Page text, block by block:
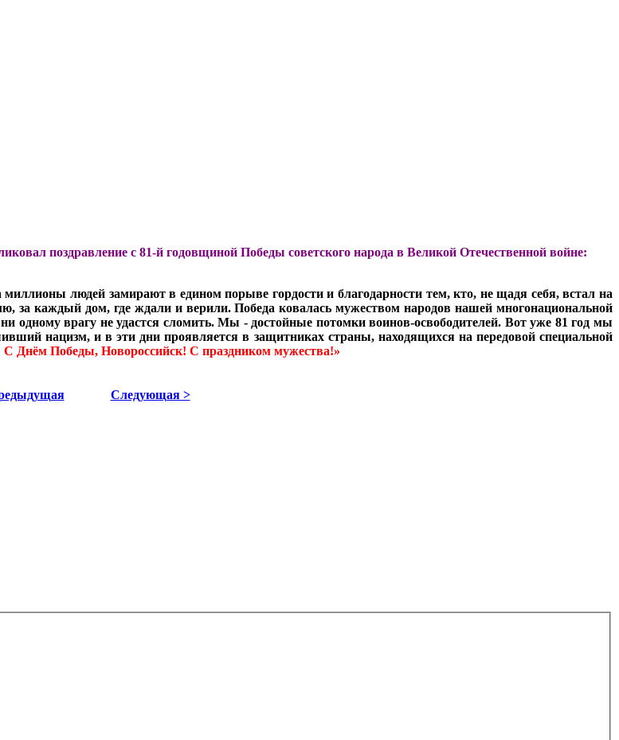
поздравление с 81-й годовщиной Победы советского народа в Великой Отечественной войне:
людей замирают в едином порыве гордости и благодарности тем, кто, не щадя себя, встал на
за каждый дом, где ждали и верили. Победа ковалась мужеством народов нашей многонациональной
врагу не удастся сломить. Мы - достойные потомки воинов-освободителей. Вот уже 81 год мы
нацизм, и в эти дни проявляется в защитниках страны, находящихся на передовой специальной
С Днём Победы, Новороссийск! С праздником мужества!»
Следующая >